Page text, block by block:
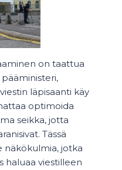
on taattua
läpisaanti käy
optimoida
seikka, jotta
Tässä
näkökulmia, jotka
haluaa viestilleen